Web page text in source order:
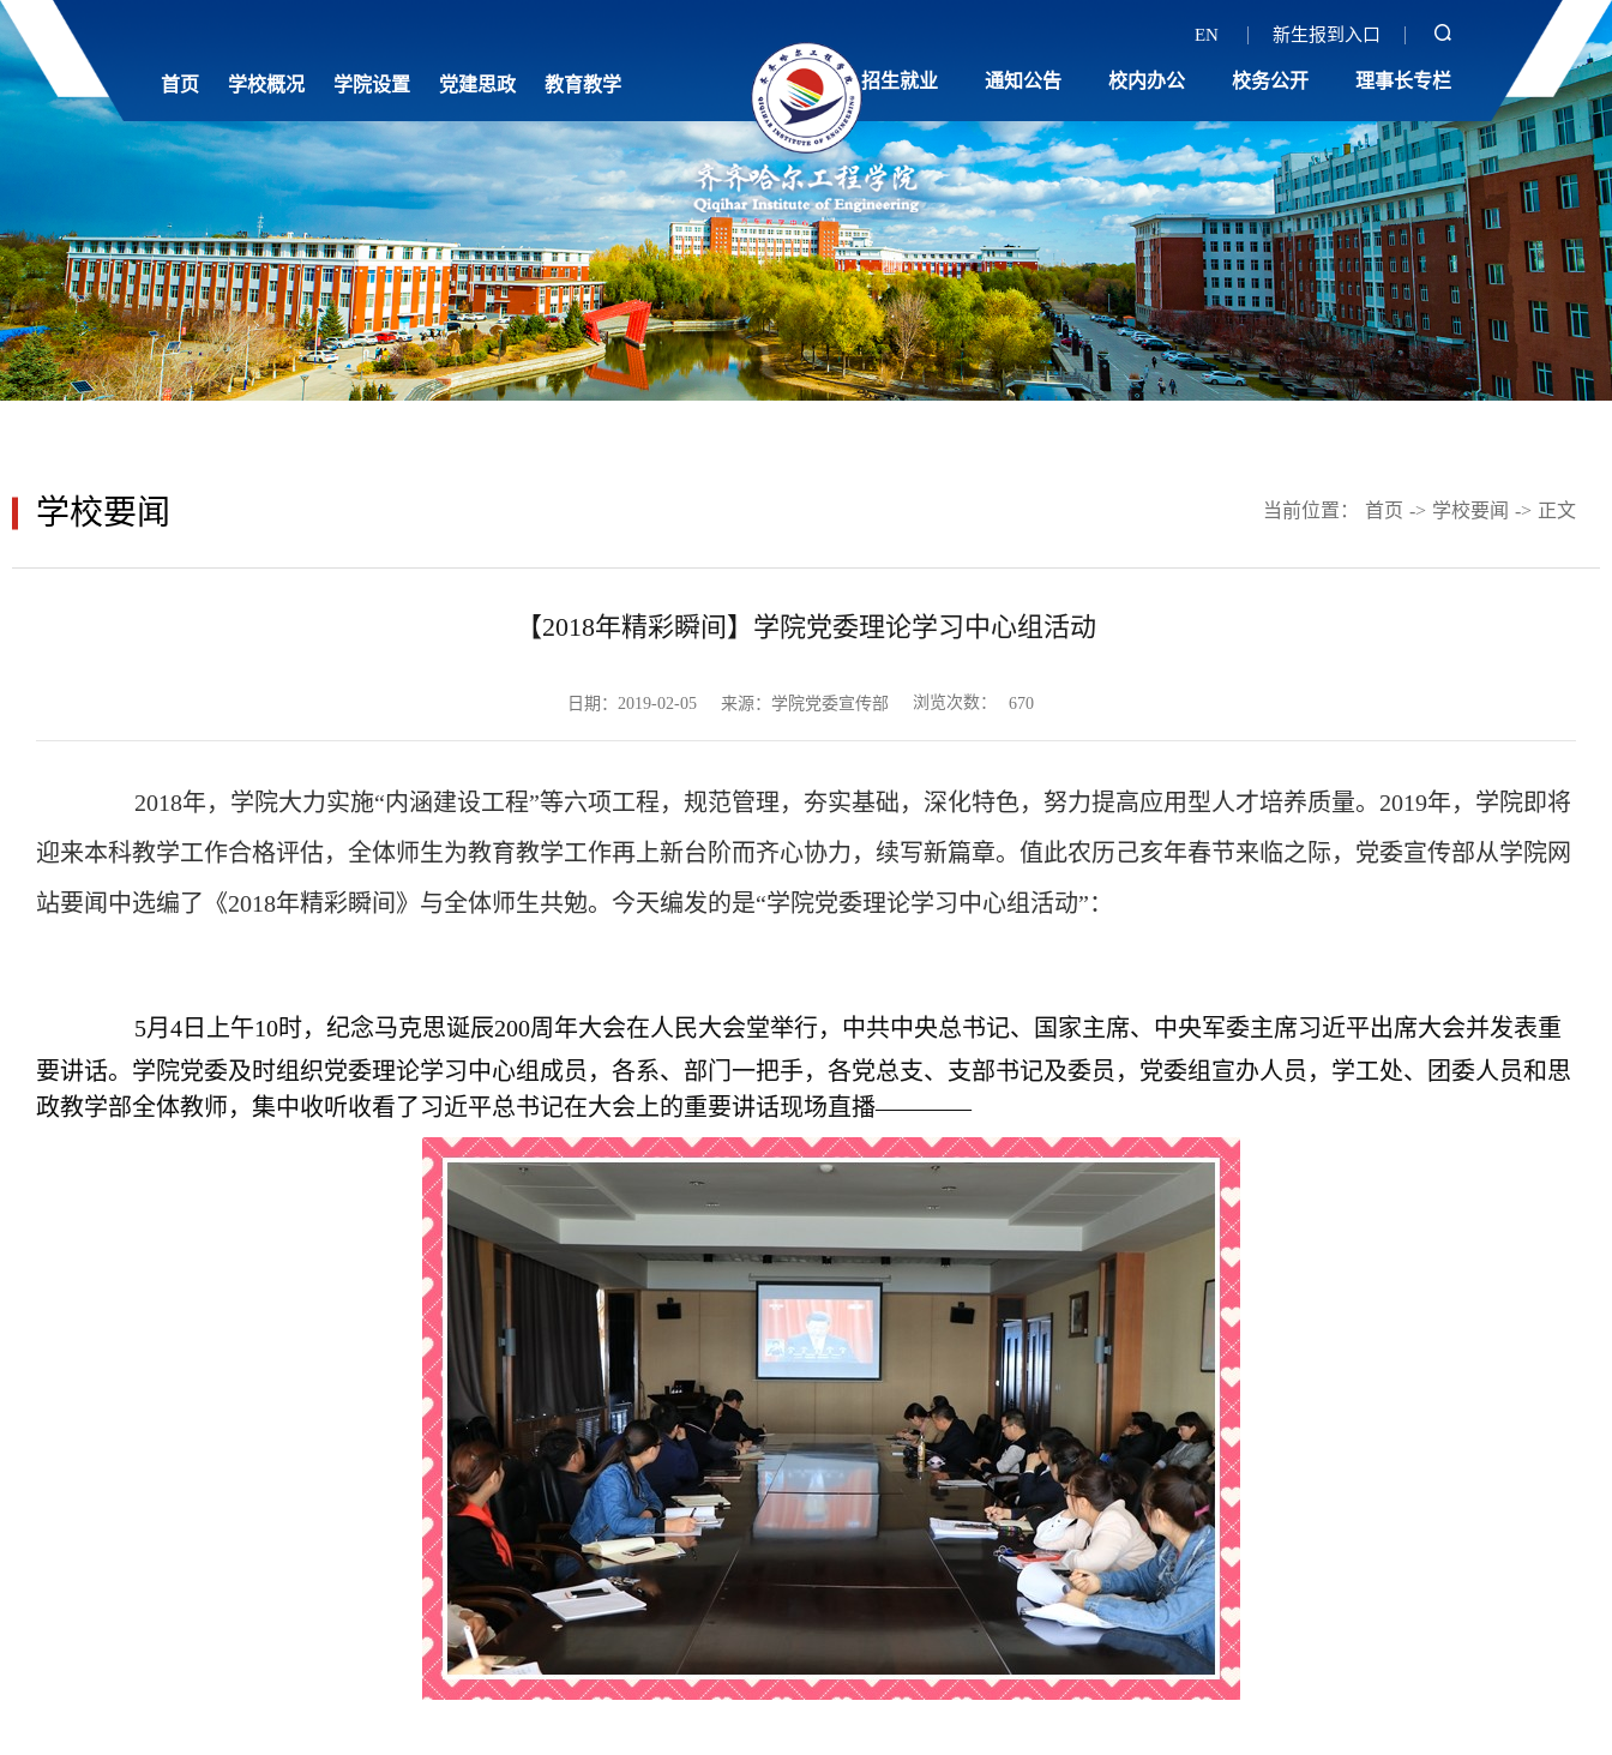
首页 学校概况 学院设置 党建思政 教育教学
EN 新生报到入口
招生就业 通知公告 校内办公 校务公开 理事长专栏
学校要闻 当前位置： 首页 -> 学校要闻 -> 正文
【2018年精彩瞬间】学院党委理论学习中心组活动
日期：2019-02-05 来源：学院党委宣传部 浏览次数： 670
2018年，学院大力实施“内涵建设工程”等六项工程，规范管理，夯实基础，深化特色，努力提高应用型人才培养质量。2019年，学院即将
迎来本科教学工作合格评估，全体师生为教育教学工作再上新台阶而齐心协力，续写新篇章。值此农历己亥年春节来临之际，党委宣传部从学院网
站要闻中选编了《2018年精彩瞬间》与全体师生共勉。今天编发的是“学院党委理论学习中心组活动”：
5月4日上午10时，纪念马克思诞辰200周年大会在人民大会堂举行，中共中央总书记、国家主席、中央军委主席习近平出席大会并发表重
要讲话。学院党委及时组织党委理论学习中心组成员，各系、部门一把手，各党总支、支部书记及委员，党委组宣办人员，学工处、团委人员和思
政教学部全体教师，集中收听收看了习近平总书记在大会上的重要讲话现场直播————